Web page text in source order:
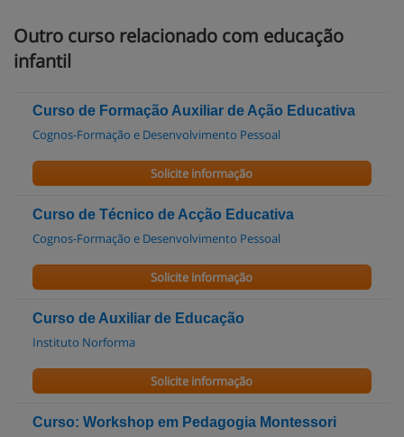
Outro curso relacionado com educação
infantil
Curso de Formação Auxiliar de Ação Educativa
Cognos-Formação e Desenvolvimento Pessoal
Solicite informação
Curso de Técnico de Acção Educativa
Cognos-Formação e Desenvolvimento Pessoal
Solicite informação
Curso de Auxiliar de Educação
Instituto Norforma
Solicite informação
Curso: Workshop em Pedagogia Montessori